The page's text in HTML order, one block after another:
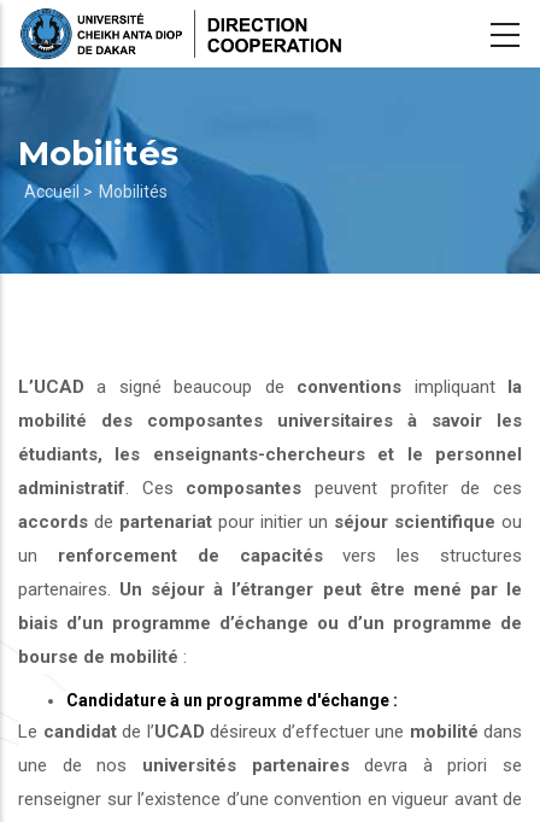
Aller
Mobilités
Fil
d'Ariane
Accueil > Mobilités
L’UCAD a signé beaucoup de conventions impliquant la
mobilité des composantes universitaires à savoir les
étudiants, les enseignants-chercheurs et le personnel
administratif . Ces composantes peuvent profiter de ces
accords de partenariat pour initier un séjour scientifique ou
un renforcement de capacitésvers les structures
partenaires. Un séjour à l’étranger peut être mené par le
biais d’un programme d’échange ou d’un programme de
bourse de mobilité :
Candidature à un programme d'échange :
Le candidatde l’UCAD désireux d’effectuer une mobilité dans
une de nos universités partenairesdevra à priori se
renseigner sur l’existence d’une convention en vigueur avant de